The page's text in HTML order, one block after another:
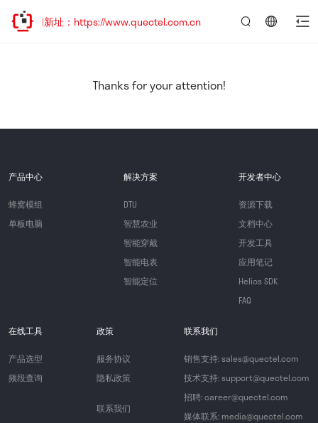
迎访问新址：https://www.quectel.com.cn
Thanks for your attention!
产品中心
蜂窝模组
单板电脑
解决方案
DTU
智慧农业
智能穿戴
智能电表
智能定位
开发者中心
资源下载
文档中心
开发工具
应用笔记
Helios SDK
FAQ
在线工具
产品选型
频段查询
政策
服务协议
隐私政策
联系我们
联系我们
销售支持: sales@quectel.com
技术支持: support@quectel.com
招聘: career@quectel.com
媒体联系: media@quectel.com